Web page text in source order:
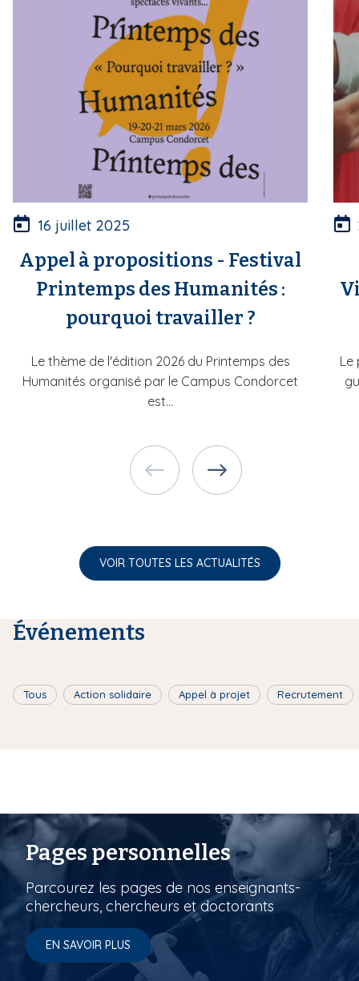
16 juillet 2025
Appel à propositions - Festival
Printemps des Humanités :
pourquoi travailler ?
Le thème de l'édition 2026 du Printemps des
Humanités organisé par le Campus Condorcet
est...
Le
VOIR TOUTES LES ACTUALITÉS
Événements
Tous Action solidaire Appel à projet Recrutement
Pages personnelles
Parcourez les pages de nos enseignants-
chercheurs, chercheurs et doctorants
EN SAVOIR PLUS